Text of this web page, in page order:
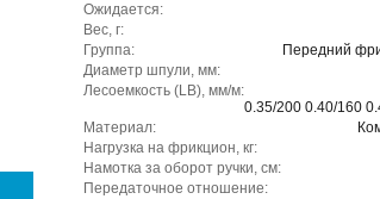
Ожидается:
Вес, г:
Группа:
Передний
Диаметр шпули, мм:
Лесоемкость (LB), мм/м:
0.35/200 0.40/160
Материал:
Нагрузка на фрикцион, кг:
Намотка за оборот ручки, см:
Передаточное отношение: